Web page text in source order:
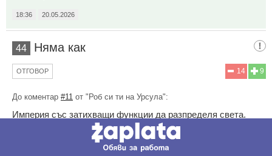
18:36 20.05.2026
44 Няма как
9
14
ОТГОВОР
До коментар #11 от "Роб си ти на Урсула":
Империя със затихващи функции да разпределя света.
#55,#58